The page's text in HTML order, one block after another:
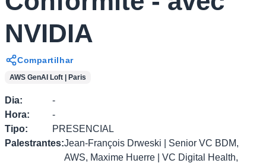
NVIDIA
Compartilhar
AWS GenAI Loft | Paris
Dia:
-
Hora:
-
Tipo:
PRESENCIAL
Palestrantes:Jean-François Drweski | Senior VC BDM,
AWS, Maxime Huerre | VC Digital Health,